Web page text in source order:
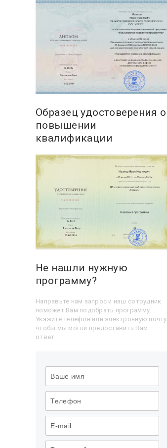
Образец удостоверения о
повышении
квалификации
Не нашли нужную
программу?
Направьте нам запрос и наш сотрудник
поможет Вам подобрать программу.
Укажите телефон или электронную почту,
чтобы мы могли предоставить Вам
ответ.